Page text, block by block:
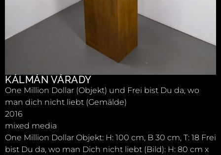
KÁLMÁN VÁRADY
One Million Dollar (Objekt) und Frei bist Du da, wo
man dich nicht liebt (Gemälde)
2016
mixed media
One Million Dollar Objekt: H: 100 cm, B 30 cm, T: 18 Frei
bist Du da, wo man Dich nicht liebt (Bild): H: 80 cm x